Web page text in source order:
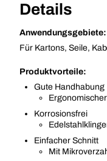
Details
Anwendungsgebiete:
Für Kartons, Seile,
Produktvorteile:
Gute Handhabung
Korrosionsfrei
Einfacher Schnitt
Mit